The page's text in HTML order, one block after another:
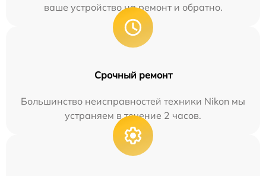
ваше устройство на ремонт и обратно.
Срочный ремонт
Большинство неисправностей техники Nikon мы
устраняем в течение 2 часов.